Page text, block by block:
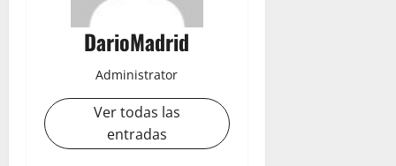
DarioMadrid
Administrator
Ver todas las
entradas